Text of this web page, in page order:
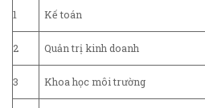
1 Kế toán
2 Quản trị kinh doanh
3 Khoa học môi trường